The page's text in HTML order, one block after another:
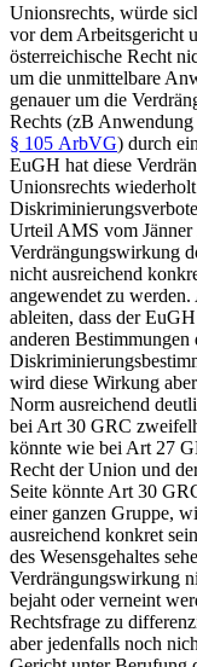
Unionsrechts, würde
vor dem Arbeitsgericht
österreichische Recht
um die unmittelbare
genauer um die
Rechts (zB Anwendung
§ 105 ArbVG) durch
EuGH hat diese
Unionsrechts
Urteil AMS vom Jänner
Verdrängungswirkung
nicht ausreichend
angewendet zu werden.
ableiten, dass der
anderen Bestimmungen
wird diese Wirkung
Norm ausreichend
bei Art 30 GRC
könnte wie bei Art 27
Recht der Union und
Seite könnte Art 30
einer ganzen Gruppe,
ausreichend konkret
des Wesensgehaltes
Verdrängungswirkung
bejaht oder verneint
Rechtsfrage zu
aber jedenfalls noch